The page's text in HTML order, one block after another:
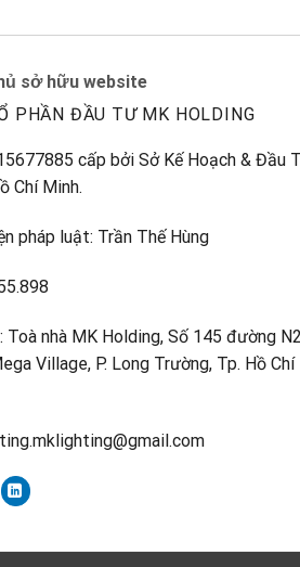
sở hữu website
PHẦN ĐẦU TƯ MK HOLDING
cấp bởi Sở Kế Hoạch & Đầu
Chí Minh.
pháp luật: Trần Thế Hùng
Toà nhà MK Holding, Số 145 đường N2
Village, P. Long Trường, Tp. Hồ Chí